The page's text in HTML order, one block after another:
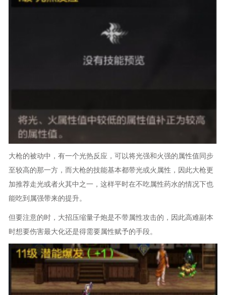
大枪的被动中，有一个光热反应，可以将光强和火强的属性值同步
至较高的那一方，而大枪的技能基本都带光或火属性，因此大枪更
加推荐走光或者火其中之一，这样平时在不吃属性药水的情况下也
能吃到属强带来的提升。
但要注意的时，大招压缩量子炮是不带属性攻击的，因此高难副本
时想要伤害最大化还是得需要属性赋予的手段。